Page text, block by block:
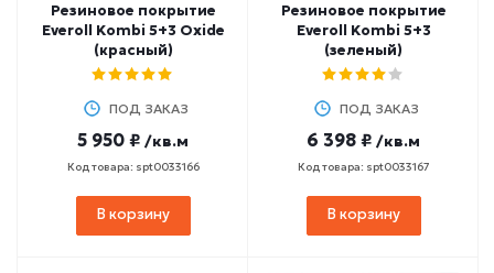
Резиновое покрытие
Everoll Kombi 5+3 Oxide
(красный)
ПОД ЗАКАЗ
5 950 ₽ /кв.м
Код товара: spt0033166
В корзину
Резиновое покрытие
Everoll Kombi 5+3
(зеленый)
ПОД ЗАКАЗ
6 398 ₽ /кв.м
Код товара: spt0033167
В корзину